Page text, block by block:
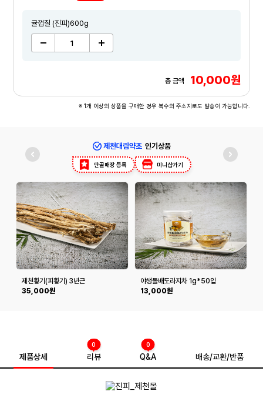
귤껍질 (진피)600g
총 금액 10,000원
※ 1개 이상의 상품을 구매한 경우 복수의 주소지로도 발송이 가능합니다.
제천대림약초 인기상품
단골매장 등록 미니샵가기
제천황기(피황기) 3년근
300g/600g
35,000원
야생돌배도라지차 1g*50입
13,000원
제품상세 리뷰
0
Q&A
0
배송/교환/반품